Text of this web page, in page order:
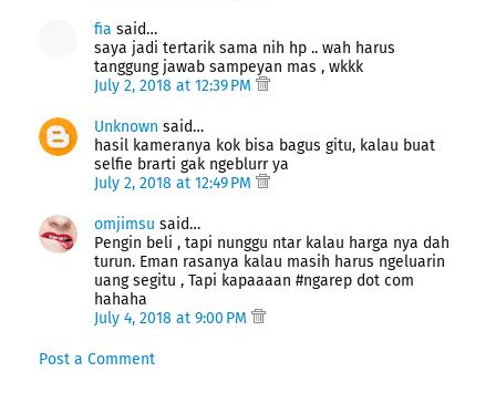
fia said…
saya jadi tertarik sama nih hp .. wah harus
tanggung jawab sampeyan mas , wkkk
July 2, 2018 at 12:39 PM
Unknown said…
hasil kameranya kok bisa bagus gitu, kalau buat
selfie brarti gak ngeblurr ya
July 2, 2018 at 12:49 PM
omjimsu said…
Pengin beli , tapi nunggu ntar kalau harga nya dah
turun. Eman rasanya kalau masih harus ngeluarin
uang segitu , Tapi kapaaaan #ngarep dot com
hahaha
July 4, 2018 at 9:00 PM
Post a Comment